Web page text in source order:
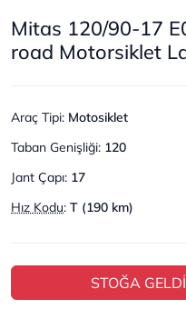
Mitas 120/90-17
road Motorsiklet
Araç Tipi: Motosiklet
Taban Genişliği: 120
Jant Çapı: 17
Hız Kodu: T (190 km)
STOĞA